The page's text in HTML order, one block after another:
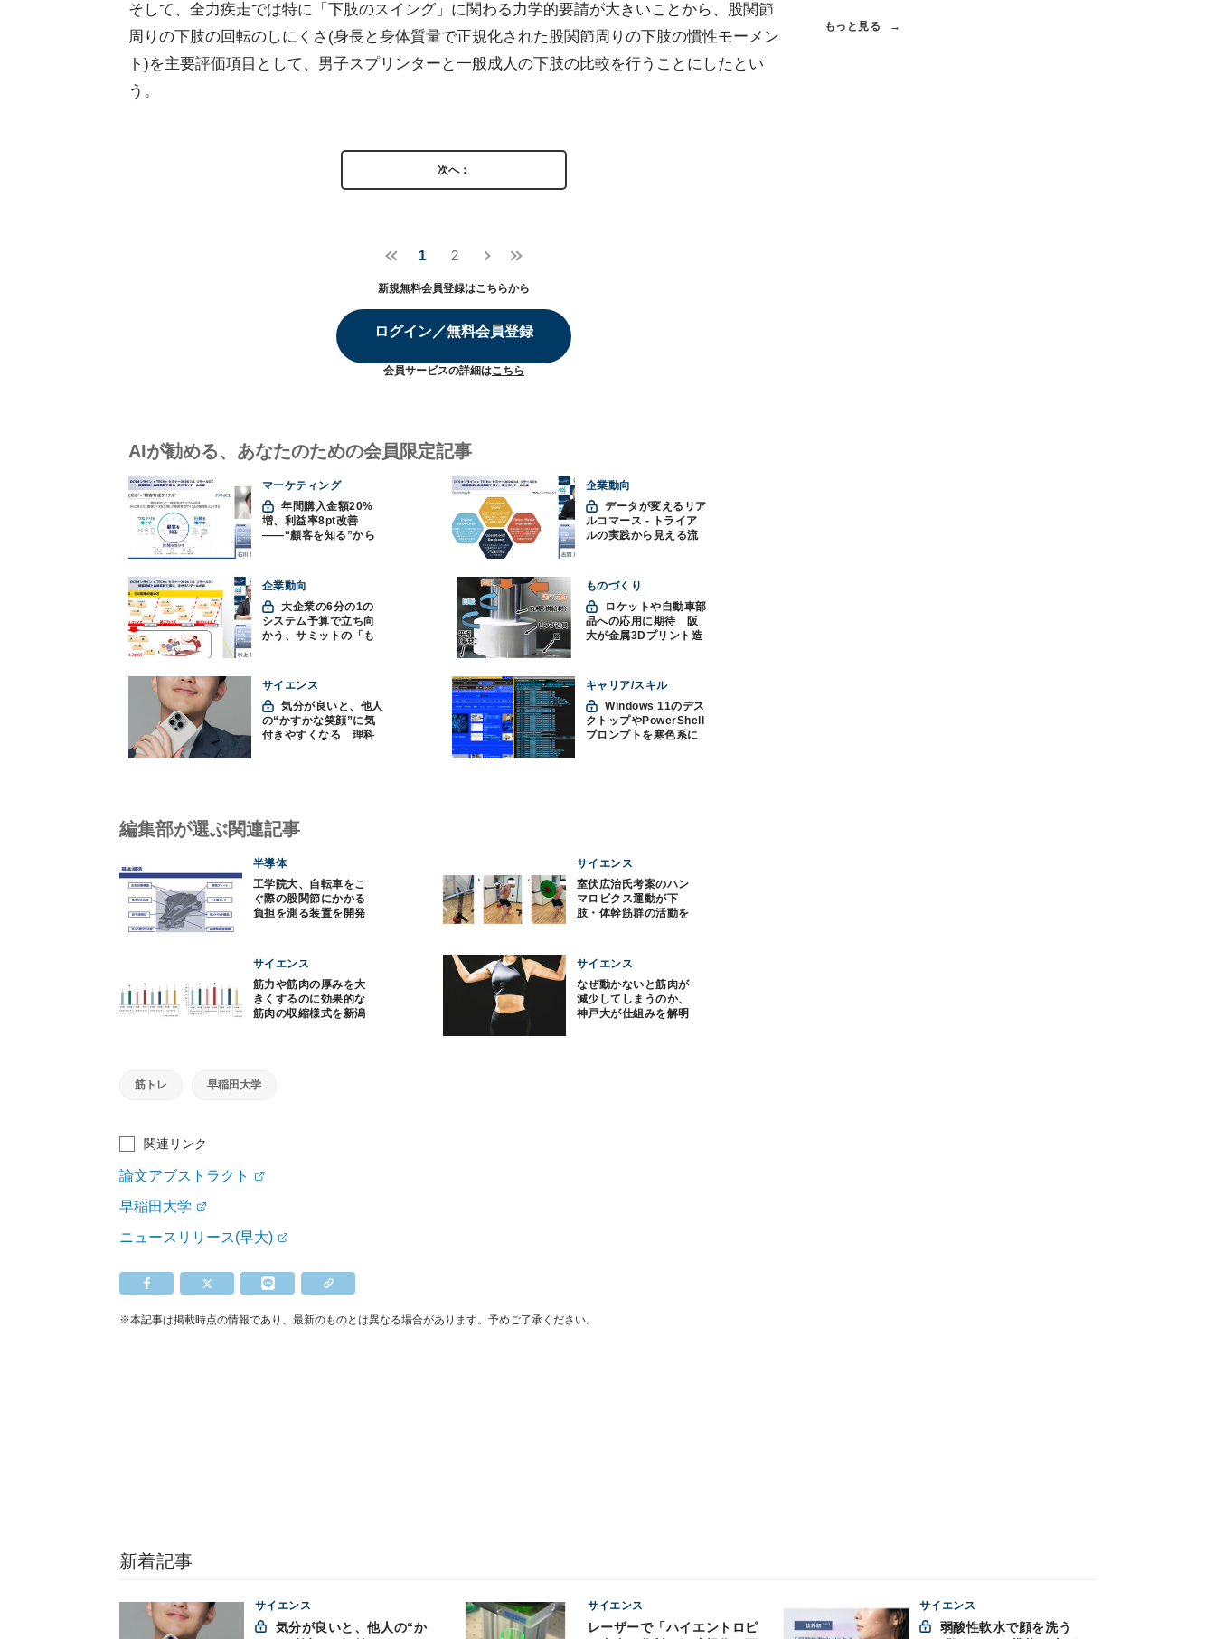
そして、全力疾走では特に「下肢のスイング」に関わる力学的要請が大きいことから、股関節
周りの下肢の回転のしにくさ(身長と身体質量で正規化された股関節周りの下肢の慣性モーメン
ト)を主要評価項目として、男子スプリンターと一般成人の下肢の比較を行うことにしたとい
う。
次へ：
1 2
新規無料会員登録はこちらから
ログイン／無料会員登録
会員サービスの詳細はこちら
AIが勧める、あなたのための会員限定記事
マーケティング
年間購入金額20%
増、利益率8pt改善
——“顧客を知る”から
えるオムニチャネル
企業動向
データが変えるリア
ルコマース - トライア
ルの実践から見える流
企業動向
大企業の6分の1の
システム予算で立ち向
かう、サミットの「も
ものづくり
品への応用に期待 阪
大が金属3Dプリント造
サイエンス
気分が良いと、他人
の“かすかな笑顔”に気
付きやすくなる 理科
キャリア/スキル
Windows 11のデス
クトップやPowerShell
プロンプトを寒色系に
もっと見る
編集部が選ぶ関連記事
半導体
工学院大、自転車をこ
ぐ際の股関節にかかる
負担を測る装置を開発
サイエンス
室伏広治氏考案のハン
マロビクス運動が下
肢・体幹筋群の活動を
サイエンス
筋力や筋肉の厚みを大
きくするのに効果的な
筋肉の収縮様式を新潟
サイエンス
なぜ動かないと筋肉が
減少してしまうのか、
神戸大が仕組みを解明
筋トレ 早稲田大学
関連リンク
論文アブストラクト
早稲田大学
ニュースリリース(早大)
※本記事は掲載時点の情報であり、最新のものとは異なる場合があります。予めご了承ください。
新着記事
サイエンス サイエンス
レーザーで「ハイエントロピ
サイエンス